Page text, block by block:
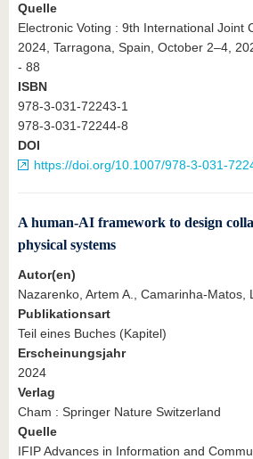
Quelle
Electronic Voting : 9th International Joint
2024, Tarragona, Spain, October 2–4,
- 88
ISBN
978-3-031-72243-1
978-3-031-72244-8
DOI
https://doi.org/10.1007/978-3-031-
A human-AI framework to design
physical systems
Autor(en)
Nazarenko, Artem A., Camarinha-Matos,
Publikationsart
Teil eines Buches (Kapitel)
Erscheinungsjahr
2024
Verlag
Cham : Springer Nature Switzerland
Quelle
IFIP Advances in Information and